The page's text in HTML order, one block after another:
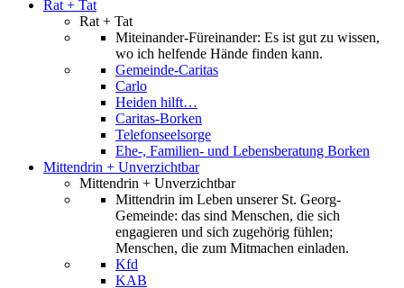
Rat + Tat
Rat + Tat
Miteinander-Füreinander: Es ist gut zu wissen,
wo ich helfende Hände finden kann.
Gemeinde-Caritas
Carlo
Heiden hilft…
Caritas-Borken
Telefonseelsorge
Ehe-, Familien- und Lebensberatung Borken
Mittendrin + Unverzichtbar
Mittendrin + Unverzichtbar
Mittendrin im Leben unserer St. Georg-
Gemeinde: das sind Menschen, die sich
engagieren und sich zugehörig fühlen;
Menschen, die zum Mitmachen einladen.
Kfd
KAB